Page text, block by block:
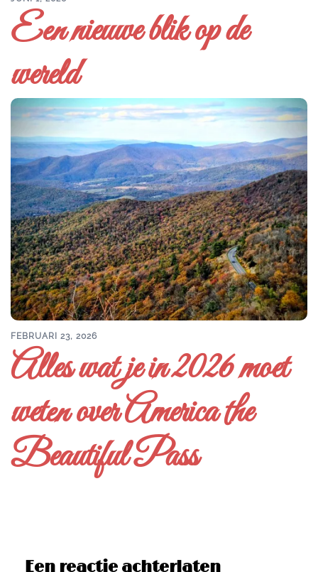
Een nieuwe blik op de
wereld
FEBRUARI 23, 2026
Alles wat je in 2026 moet
weten over America the
Beautiful Pass
Een reactie achterlaten